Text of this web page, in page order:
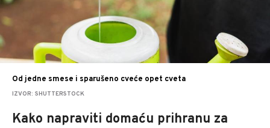
Od jedne smese i sparušeno cveće opet cveta
IZVOR: SHUTTERSTOCK
Kako napraviti domaću prihranu za